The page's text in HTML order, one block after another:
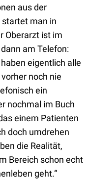
aus der
startet man in
Oberarzt ist im
am Telefon:
haben eigentlich alle
noch nie
ein
nochmal im Buch
einem Patienten
doch umdrehen
die Realität,
Bereich schon echt
geht.“